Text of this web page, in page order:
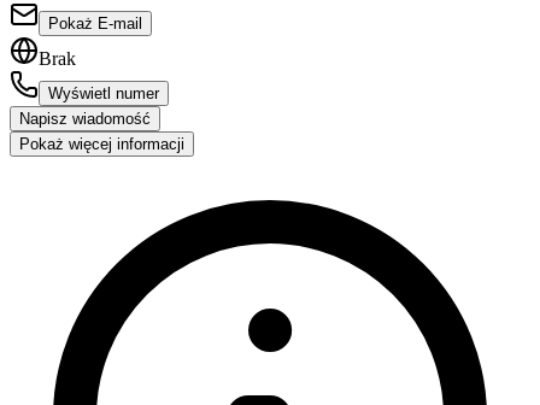
Pokaż E-mail
Brak
Wyświetl numer
Napisz wiadomość
Pokaż więcej informacji